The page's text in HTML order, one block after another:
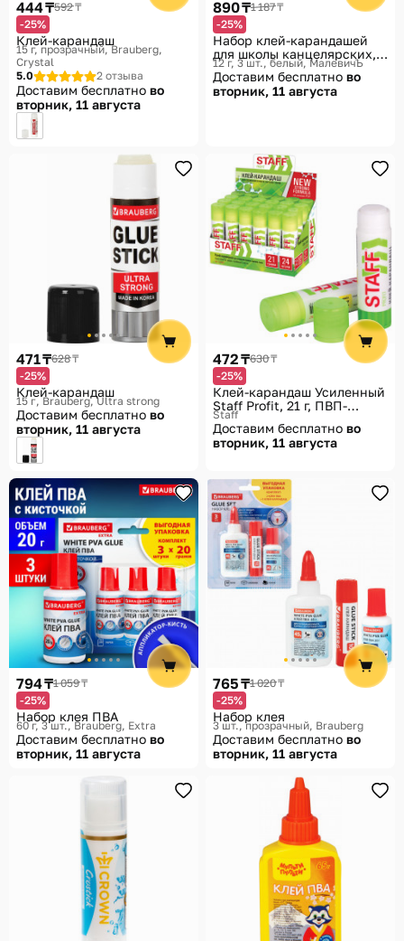
444 ₸592 ₸
-25%
Клей-карандаш
15 г, прозрачный Brauberg,
Crystal
5.0
2 отзыва
Доставим бесплатно во
вторник, 11 августа
890 ₸1 187 ₸
-25%
Набор клей-карандашей
для школы канцелярских,
квадратных
12 г, 3 шт., белый МалевичЪ
Доставим бесплатно во
вторник, 11 августа
471 ₸628 ₸
-25%
Клей-карандаш
15 г Brauberg, Ultra strong
Доставим бесплатно во
вторник, 11 августа
472 ₸630 ₸
-25%
Клей-карандаш Усиленный
Staff Profit, 21 г, ПВП-
основа, 228662
Staff
Доставим бесплатно во
вторник, 11 августа
794 ₸1 059 ₸
-25%
Набор клея ПВА
60 г, 3 шт. Brauberg, Еxtra
Доставим бесплатно во
вторник, 11 августа
765 ₸1 020 ₸
-25%
Набор клея
3 шт., прозрачный Brauberg
Доставим бесплатно во
вторник, 11 августа